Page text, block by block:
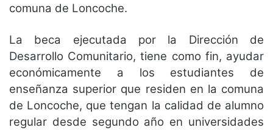
comuna de Loncoche.
La beca ejecutada por la Dirección de
Desarrollo Comunitario, tiene como fin, ayudar
económicamente a los estudiantes de
enseñanza superior que residen en la comuna
de Loncoche, que tengan la calidad de alumno
regular desde segundo año en universidades